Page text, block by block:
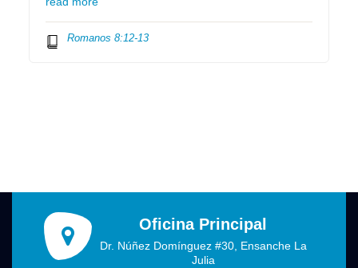
Romanos 8:12-13
Oficina Principal
Dr. Núñez Domínguez #30, Ensanche La
Julia